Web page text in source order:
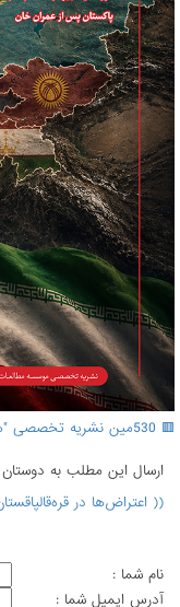
🟥 530مین نشریه تخصصی "مطالعات شرق" منتشر شد.
ارسال اين مطلب به دوستان
(( اعتراض‌ها در
نام شما :
آدرس ايميل شما :